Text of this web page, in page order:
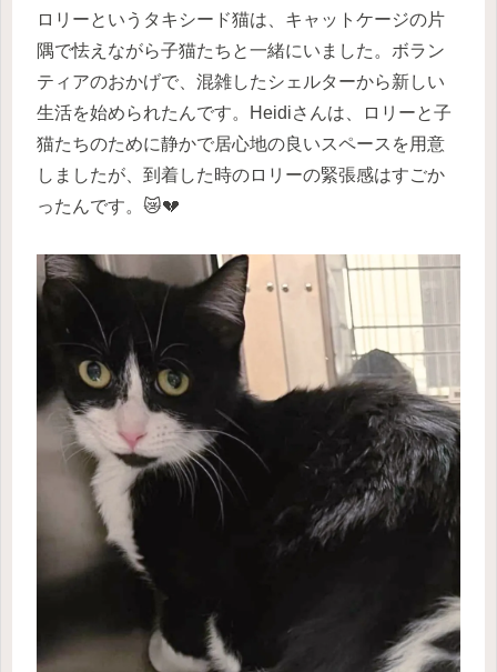
ロリーというタキシード猫は、キャットケージの片
隅で怯えながら子猫たちと一緒にいました。ボラン
ティアのおかげで、混雑したシェルターから新しい
生活を始められたんです。Heidiさんは、ロリーと子
猫たちのために静かで居心地の良いスペースを用意
しましたが、到着した時のロリーの緊張感はすごか
ったんです。😿💔